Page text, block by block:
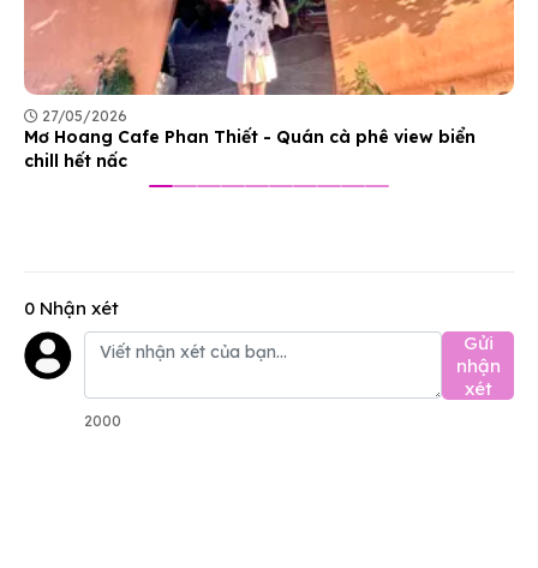
27/05/2026
Mơ Hoang Cafe Phan Thiết - Quán cà phê view biển
chill hết nấc
0 Nhận xét
Gửi
nhận
xét
2000